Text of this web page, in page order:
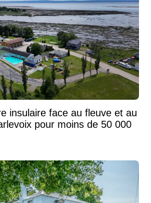
insulaire face au fleuve et au
pour moins de 50 000